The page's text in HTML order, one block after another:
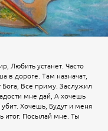
Любить устанет. Часто
в дороге. Там назначат,
Бога, Все приму. Заслужил
мне дай, А хочешь
Хочешь, Будут и меня
итог. Посылай мне. Ты